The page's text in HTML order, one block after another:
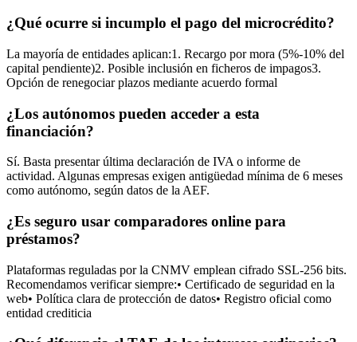
¿Qué ocurre si incumplo el pago del microcrédito?
La mayoría de entidades aplican:1. Recargo por mora (5%-10% del
capital pendiente)2. Posible inclusión en ficheros de impagos3.
Opción de renegociar plazos mediante acuerdo formal
¿Los autónomos pueden acceder a esta
financiación?
Sí. Basta presentar última declaración de IVA o informe de
actividad. Algunas empresas exigen antigüedad mínima de 6 meses
como autónomo, según datos de la AEF.
¿Es seguro usar comparadores online para
préstamos?
Plataformas reguladas por la CNMV emplean cifrado SSL-256 bits.
Recomendamos verificar siempre:• Certificado de seguridad en la
web• Política clara de protección de datos• Registro oficial como
entidad crediticia